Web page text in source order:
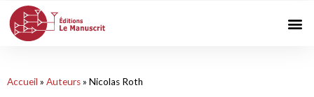
Accueil » Auteurs» Nicolas Roth